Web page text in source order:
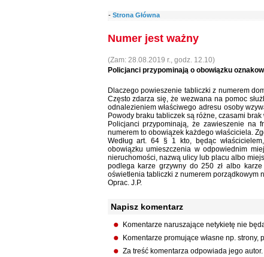
- Strona Główna
Numer jest ważny
(Zam: 28.08.2019 r., godz. 12.10)
Policjanci przypominają o obowiązku
Dlaczego powieszenie tabliczki z numerem
Często zdarza się, że wezwana na pomoc
odnalezieniem właściwego adresu osoby
Powody braku tabliczek są różne, czasami
Policjanci przypominają, że zawieszenie na
numerem to obowiązek każdego właściciela.
Według art. 64 § 1 kto, będąc
obowiązku umieszczenia w odpowiednim
nieruchomości, nazwą ulicy lub placu albo
podlega karze grzywny do 250 zł albo
oświetlenia tabliczki z numerem porządkowym
Oprac. J.P.
Napisz komentarz
Komentarze naruszające netykietę nie
Komentarze promujące własne np.
Za treść komentarza odpowiada jego autor.